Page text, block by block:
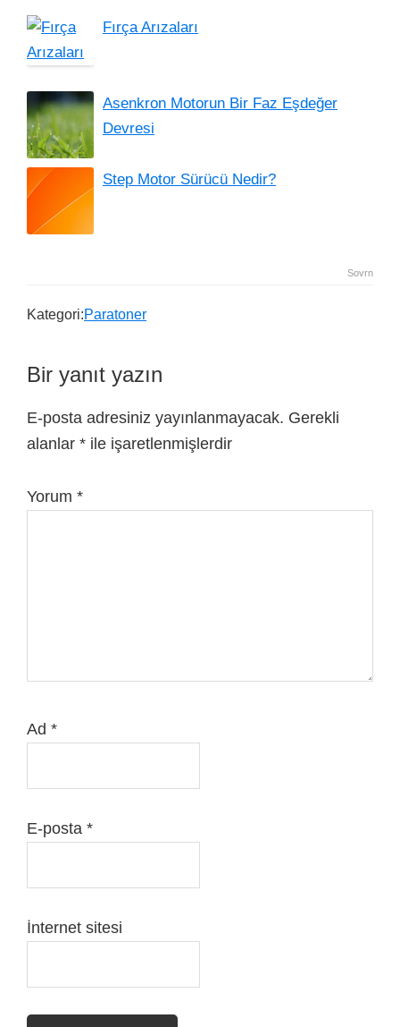
Fırça Arızaları
Asenkron Motorun Bir Faz Eşdeğer
Devresi
Step Motor Sürücü Nedir?
Sovrn
Kategori:Paratoner
Bir yanıt yazın
E-posta adresiniz yayınlanmayacak. Gerekli
alanlar * ile işaretlenmişlerdir
Yorum *
Ad *
E-posta *
İnternet sitesi